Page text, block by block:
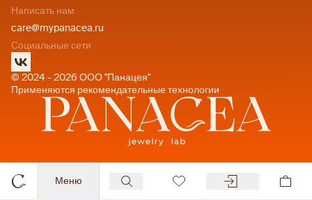
Меню
Написать нам
care@mypanacea.ru
Социальные сети
© 2024 - 2026 ООО "Панацея"
Применяются рекомендательные технологии